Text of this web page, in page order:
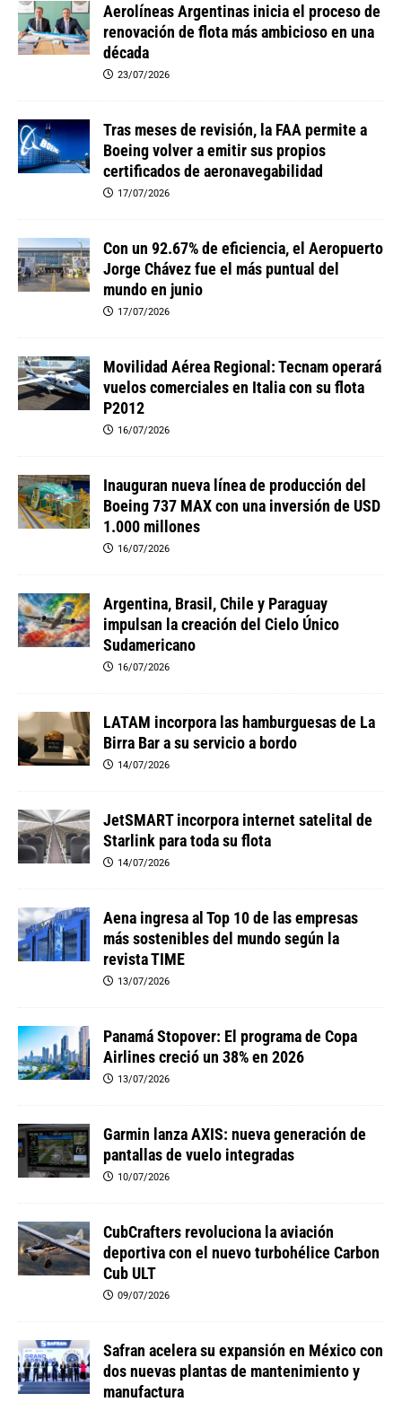
Aerolíneas Argentinas inicia el proceso de
renovación de flota más ambicioso en una
década
23/07/2026
Tras meses de revisión, la FAA permite a
Boeing volver a emitir sus propios
certificados de aeronavegabilidad
17/07/2026
Con un 92.67% de eficiencia, el Aeropuerto
Jorge Chávez fue el más puntual del
mundo en junio
17/07/2026
Movilidad Aérea Regional: Tecnam operará
vuelos comerciales en Italia con su flota
P2012
16/07/2026
Inauguran nueva línea de producción del
Boeing 737 MAX con una inversión de USD
1.000 millones
16/07/2026
Argentina, Brasil, Chile y Paraguay
impulsan la creación del Cielo Único
Sudamericano
16/07/2026
LATAM incorpora las hamburguesas de La
Birra Bar a su servicio a bordo
14/07/2026
JetSMART incorpora internet satelital de
Starlink para toda su flota
14/07/2026
Aena ingresa al Top 10 de las empresas
más sostenibles del mundo según la
revista TIME
13/07/2026
Panamá Stopover: El programa de Copa
Airlines creció un 38% en 2026
13/07/2026
Garmin lanza AXIS: nueva generación de
pantallas de vuelo integradas
10/07/2026
CubCrafters revoluciona la aviación
deportiva con el nuevo turbohélice Carbon
Cub ULT
09/07/2026
Safran acelera su expansión en México con
dos nuevas plantas de mantenimiento y
manufactura